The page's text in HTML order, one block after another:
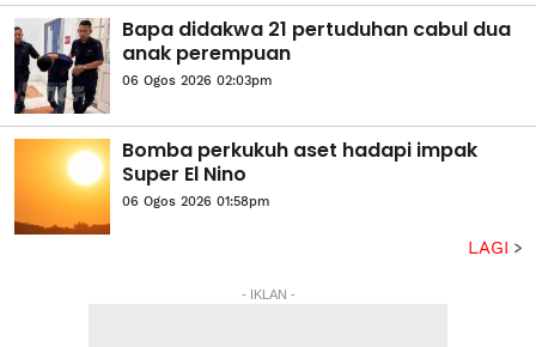
Bapa didakwa 21 pertuduhan cabul dua
anak perempuan
06 Ogos 2026 02:03pm
Bomba perkukuh aset hadapi impak
Super El Nino
06 Ogos 2026 01:58pm
LAGI
- IKLAN -